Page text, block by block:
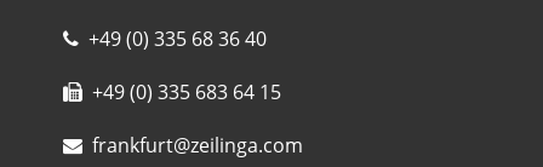
+49 (0) 335 68 36 40
+49 (0) 335 683 64 15
frankfurt@zeilinga.com